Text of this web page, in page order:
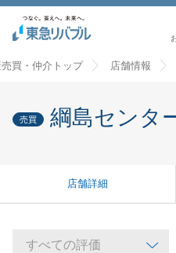
買・仲介トップ 店舗情報
売買 綱島センタ
店舗詳細